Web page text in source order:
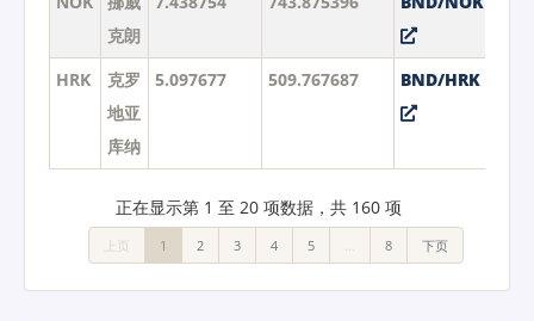
克朗
HRK
克罗
地亚
库纳
5.097677 509.767687 BND/HRK
正在显示第 1 至 20 项数据，共 160 项
上页 1 2 3 4 5 … 8 下页